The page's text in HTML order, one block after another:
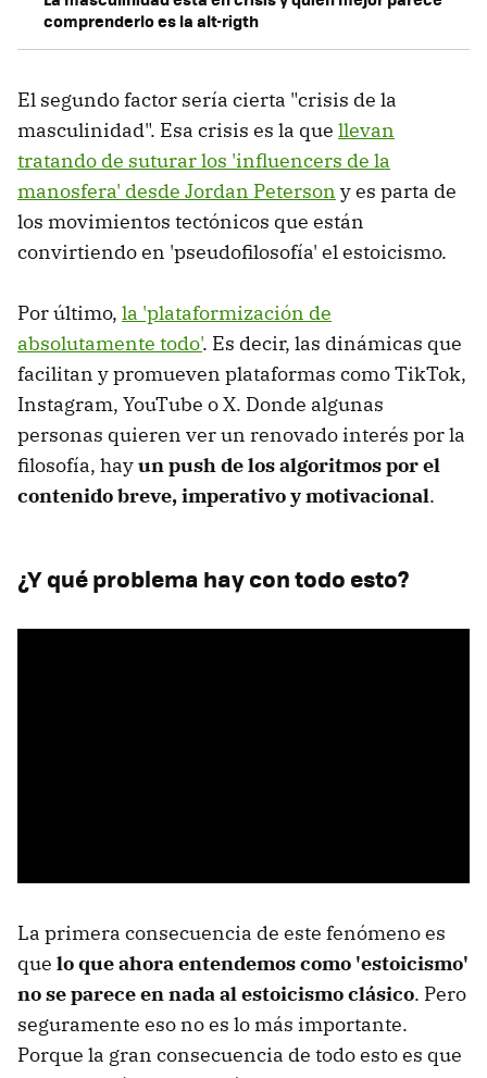
comprenderlo es la alt-rigth
El segundo factor sería cierta "crisis de la
masculinidad". Esa crisis es la que llevan
tratando de suturar los 'influencers de la
manosfera' desde Jordan Peterson y es parta de
los movimientos tectónicos que están
convirtiendo en 'pseudofilosofía' el estoicismo.
Por último, la 'plataformización de
absolutamente todo'. Es decir, las dinámicas que
facilitan y promueven plataformas como TikTok,
Instagram, YouTube o X. Donde algunas
personas quieren ver un renovado interés por la
filosofía, hayun push de los algoritmos por el
contenido breve, imperativo y motivacional.
¿Y qué problema hay con todo esto?
La primera consecuencia de este fenómeno es
que lo que ahora entendemos como 'estoicismo'
no se parece en nada al estoicismo clásico. Pero
seguramente eso no es lo más importante.
Porque la gran consecuencia de todo esto es que